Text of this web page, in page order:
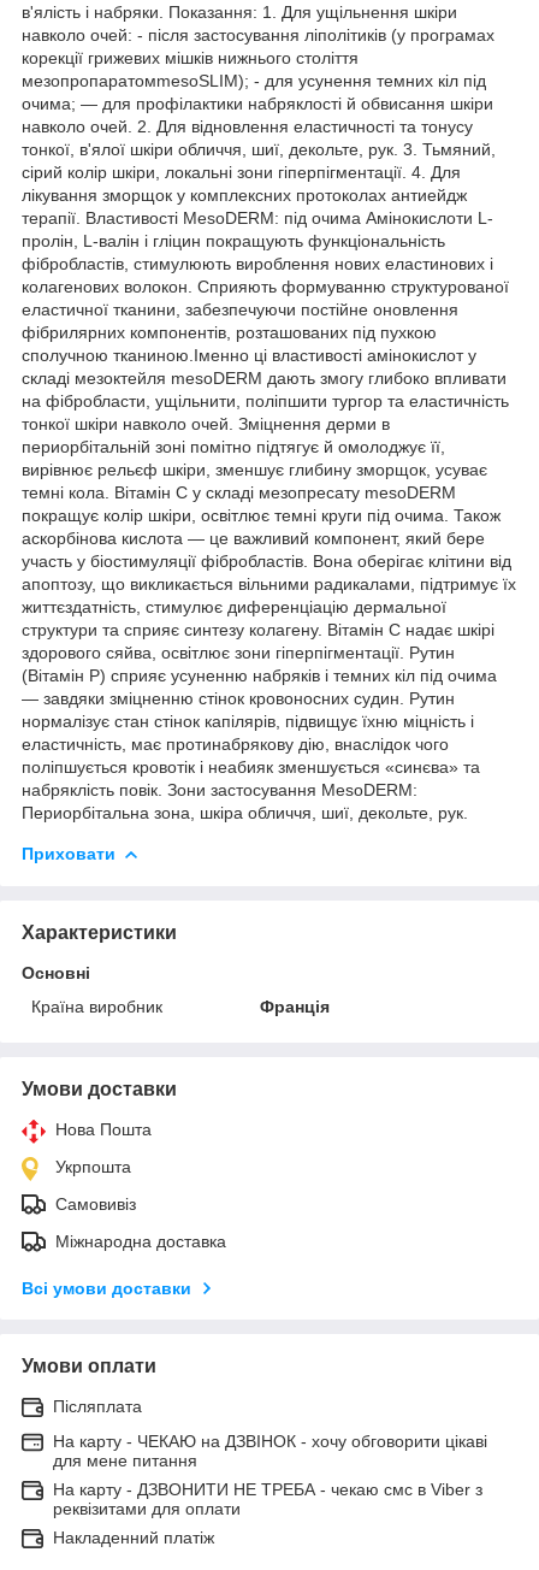
в'ялість і набряки. Показання: 1. Для ущільнення шкіри
навколо очей: - після застосування ліполітиків (у програмах
корекції грижевих мішків нижнього століття
мезопропаратомmesoSLIM); - для усунення темних кіл під
очима; — для профілактики набряклості й обвисання шкіри
навколо очей. 2. Для відновлення еластичності та тонусу
тонкої, в'ялої шкіри обличчя, шиї, декольте, рук. 3. Тьмяний,
сірий колір шкіри, локальні зони гіперпігментації. 4. Для
лікування зморщок у комплексних протоколах антиейдж
терапії. Властивості MesoDERM: під очима Амінокислоти L-
пролін, L-валін і гліцин покращують функціональність
фібробластів, стимулюють вироблення нових еластинових і
колагенових волокон. Сприяють формуванню структурованої
еластичної тканини, забезпечуючи постійне оновлення
фібрилярних компонентів, розташованих під пухкою
сполучною тканиною.Іменно ці властивості амінокислот у
складі мезоктейля mesoDERM дають змогу глибоко впливати
на фібробласти, ущільнити, поліпшити тургор та еластичність
тонкої шкіри навколо очей. Зміцнення дерми в
периорбітальній зоні помітно підтягує й омолоджує її,
вирівнює рельєф шкіри, зменшує глибину зморщок, усуває
темні кола. Вітамін C у складі мезопресату mesoDERM
покращує колір шкіри, освітлює темні круги під очима. Також
аскорбінова кислота — це важливий компонент, який бере
участь у біостимуляції фібробластів. Вона оберігає клітини від
апоптозу, що викликається вільними радикалами, підтримує їх
життєздатність, стимулює диференціацію дермальної
структури та сприяє синтезу колагену. Вітамін C надає шкірі
здорового сяйва, освітлює зони гіперпігментації. Рутин
(Вітамін Р) сприяє усуненню набряків і темних кіл під очима
— завдяки зміцненню стінок кровоносних судин. Рутин
нормалізує стан стінок капілярів, підвищує їхню міцність і
еластичність, має протинабрякову дію, внаслідок чого
поліпшується кровотік і неабияк зменшується «синєва» та
набряклість повік. Зони застосування MesoDERM:
Периорбітальна зона, шкіра обличчя, шиї, декольте, рук.
Приховати
Характеристики
Основні
Країна виробник
Франція
Умови доставки
Нова Пошта
Укрпошта
Самовивіз
Міжнародна доставка
Всі умови доставки
Умови оплати
Післяплата
На карту - ЧЕКАЮ на ДЗВІНОК - хочу обговорити цікаві
для мене питання
На карту - ДЗВОНИТИ НЕ ТРЕБА - чекаю смс в Viber з
реквізитами для оплати
Накладенний платіж